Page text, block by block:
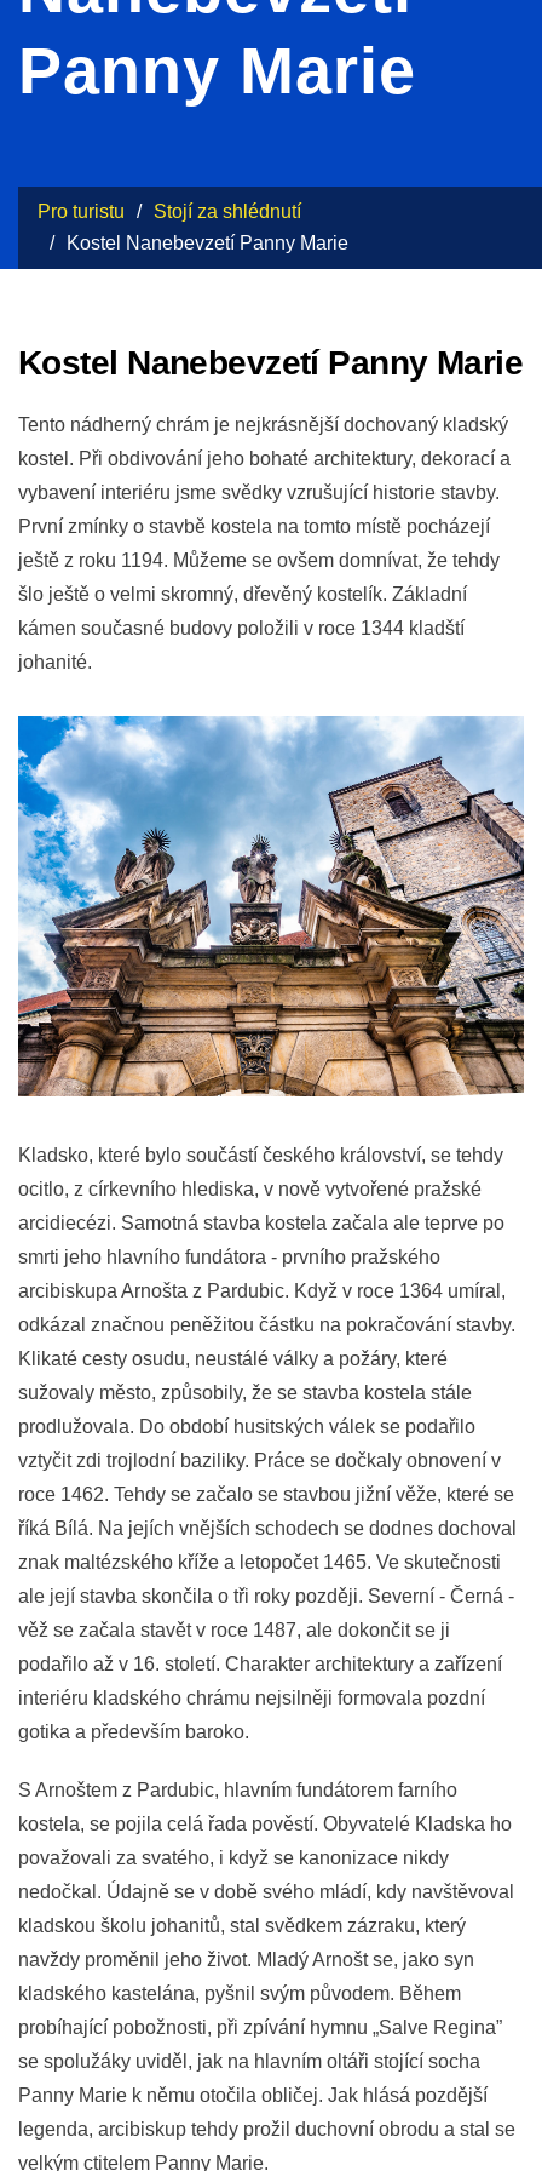
Panny Marie
Pro turistu
Stojí za shlédnutí
Kostel Nanebevzetí Panny Marie
Kostel Nanebevzetí Panny Marie
Tento nádherný chrám je nejkrásnější dochovaný kladský
kostel. Při obdivování jeho bohaté architektury, dekorací a
vybavení interiéru jsme svědky vzrušující historie stavby.
První zmínky o stavbě kostela na tomto místě pocházejí
ještě z roku 1194. Můžeme se ovšem domnívat, že tehdy
šlo ještě o velmi skromný, dřevěný kostelík. Základní
kámen současné budovy položili v roce 1344 kladští
johanité.
Kladsko, které bylo součástí českého království, se tehdy
ocitlo, z církevního hlediska, v nově vytvořené pražské
arcidiecézi. Samotná stavba kostela začala ale teprve po
smrti jeho hlavního fundátora - prvního pražského
arcibiskupa Arnošta z Pardubic. Když v roce 1364 umíral,
odkázal značnou peněžitou částku na pokračování stavby.
Klikaté cesty osudu, neustálé války a požáry, které
sužovaly město, způsobily, že se stavba kostela stále
prodlužovala. Do období husitských válek se podařilo
vztyčit zdi trojlodní baziliky. Práce se dočkaly obnovení v
roce 1462. Tehdy se začalo se stavbou jižní věže, které se
říká Bílá. Na jejích vnějších schodech se dodnes dochoval
znak maltézského kříže a letopočet 1465. Ve skutečnosti
ale její stavba skončila o tři roky později. Severní - Černá -
věž se začala stavět v roce 1487, ale dokončit se ji
podařilo až v 16. století. Charakter architektury a zařízení
interiéru kladského chrámu nejsilněji formovala pozdní
gotika a především baroko.
S Arnoštem z Pardubic, hlavním fundátorem farního
kostela, se pojila celá řada pověstí. Obyvatelé Kladska ho
považovali za svatého, i když se kanonizace nikdy
nedočkal. Údajně se v době svého mládí, kdy navštěvoval
kladskou školu johanitů, stal svědkem zázraku, který
navždy proměnil jeho život. Mladý Arnošt se, jako syn
kladského kastelána, pyšnil svým původem. Během
probíhající pobožnosti, při zpívání hymnu „Salve Regina”
se spolužáky uviděl, jak na hlavním oltáři stojící socha
Panny Marie k němu otočila obličej. Jak hlásá pozdější
legenda, arcibiskup tehdy prožil duchovní obrodu a stal se
velkým ctitelem Panny Marie.